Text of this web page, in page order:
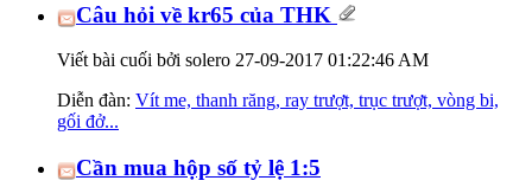
Câu hỏi về kr65 của THK
Viết bài cuối bởi solero 27-09-2017 01:22:46 AM
Diễn đàn: Vít me, thanh răng, ray trượt, trục trượt, vòng bi,
gối đở...
Cần mua hộp số tỷ lệ 1:5